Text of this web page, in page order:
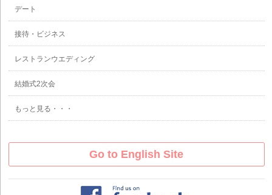
デート
接待・ビジネス
レストランウエディング
結婚式2次会
もっと見る・・・
Go to English Site